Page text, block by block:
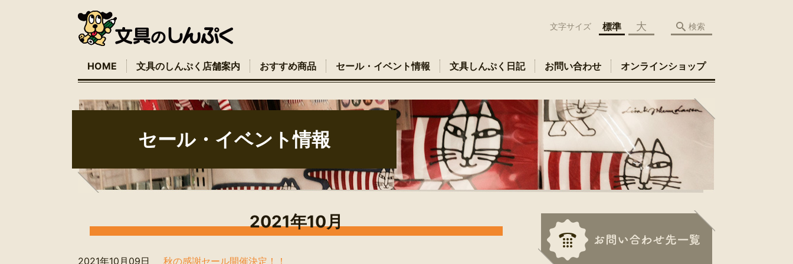
HOME 文具のしんぷく店舗案内 おすすめ商品 セール・イベント情報 文具しんぷく日記 お問い合わせ オンラインショップ
検索
文字サイズ 標準 大
セール・イベント情報
2021年10月
秋の感謝セール開催決定！！
2021年10月09日